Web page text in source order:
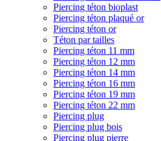
Piercing téton bioplast
Piercing téton plaqué or
Piercing téton or
Téton par tailles
Piercing téton 11 mm
Piercing téton 12 mm
Piercing téton 14 mm
Piercing téton 16 mm
Piercing téton 19 mm
Piercing téton 22 mm
Piercing plug
Piercing plug bois
Piercing plug pierre